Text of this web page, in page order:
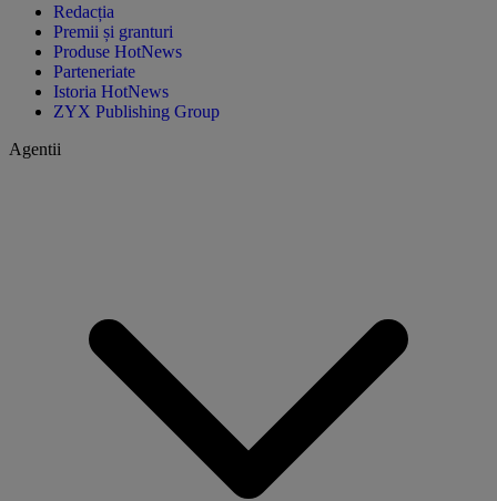
Redacția
Premii și granturi
Produse HotNews
Parteneriate
Istoria HotNews
ZYX Publishing Group
Agentii